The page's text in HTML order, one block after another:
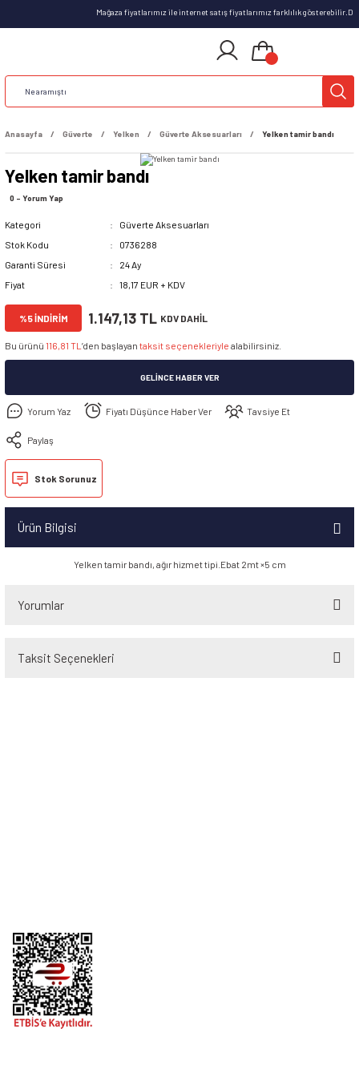
Mağaza fiyatlarımız ile internet satış fiyatlarımız farklılık
Anasayfa Güverte Yelken Güverte Aksesuarları Yelken tamir bandı
Yelken tamir bandı
0 - Yorum Yap
Kategori
Güverte Aksesuarları
Stok Kodu
0736288
Garanti Süresi
24 Ay
Fiyat
18,17 EUR + KDV
%5 İNDİRİM 1.147,13 TL KDV DAHİL
Bu ürünü 116,81 TL ’den başlayan taksit seçenekleriyle alabilirsiniz.
GELINCE HABER VER
Yorum Yaz Fiyatı Düşünce Haber Ver Tavsiye Et
Paylaş
Stok Sorunuz
Ürün Bilgisi
Yelken tamir bandı, ağır hizmet tipi.Ebat 2mt ×5 cm
Yorumlar
Taksit Seçenekleri